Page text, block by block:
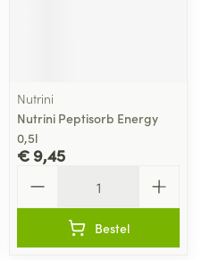
Nutrini
Nutrini Peptisorb Energy
0,5l
€ 9,45
Bestel